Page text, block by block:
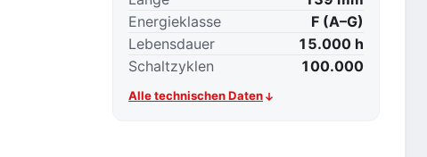
Energieklasse
F (A–G)
Lebensdauer
15.000 h
Schaltzyklen
100.000
Alle technischen Daten